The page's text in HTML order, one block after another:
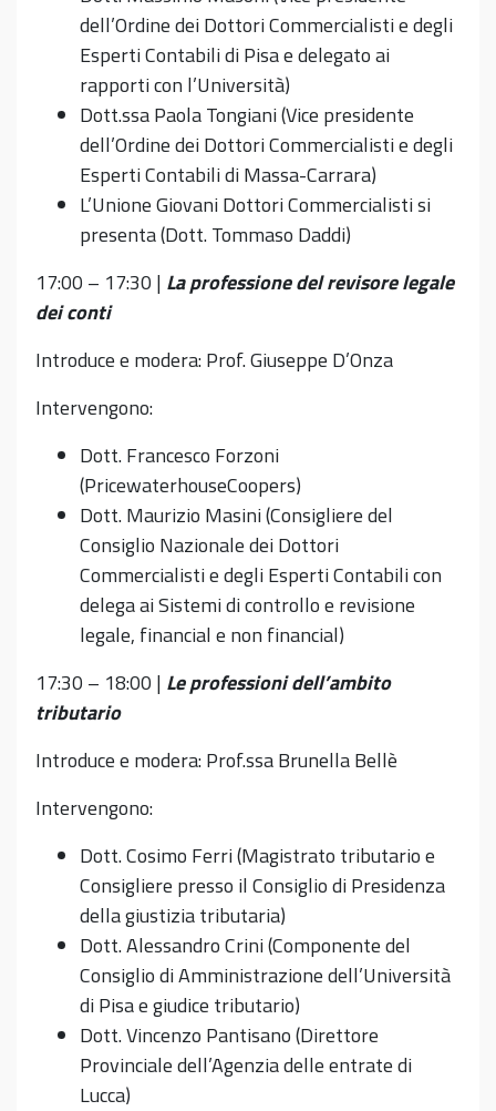
dell’Ordine dei Dottori Commercialisti e degli
Esperti Contabili di Pisa e delegato ai
rapporti con l’Università)
Dott.ssa Paola Tongiani (Vice presidente
dell’Ordine dei Dottori Commercialisti e degli
Esperti Contabili di Massa-Carrara)
L’Unione Giovani Dottori Commercialisti si
presenta (Dott. Tommaso Daddi)
17:00 – 17:30 | La professione del revisore legale
dei conti
Introduce e modera: Prof. Giuseppe D’Onza
Intervengono:
Dott. Francesco Forzoni
(PricewaterhouseCoopers)
Dott. Maurizio Masini (Consigliere del
Consiglio Nazionale dei Dottori
Commercialisti e degli Esperti Contabili con
delega ai Sistemi di controllo e revisione
legale, financial e non financial)
17:30 – 18:00 | Le professioni dell’ambito
tributario
Introduce e modera: Prof.ssa Brunella Bellè
Intervengono:
Dott. Cosimo Ferri (Magistrato tributario e
Consigliere presso il Consiglio di Presidenza
della giustizia tributaria)
Dott. Alessandro Crini (Componente del
Consiglio di Amministrazione dell’Università
di Pisa e giudice tributario)
Dott. Vincenzo Pantisano (Direttore
Provinciale dell’Agenzia delle entrate di
Lucca)